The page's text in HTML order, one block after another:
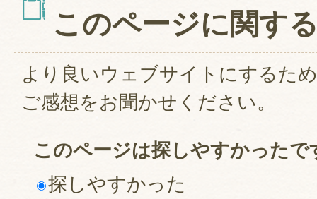
このページに関す
より良いウェブサイトにするた
ご感想をお聞かせください。
このページは探しやすかったで
探しやすかった